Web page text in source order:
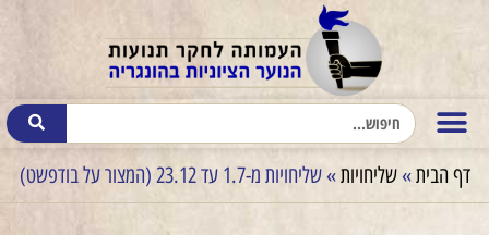
דף הבית»שליחויות»שליחויות מ-1.7 עד 23.12 (המצור על בודפשט)